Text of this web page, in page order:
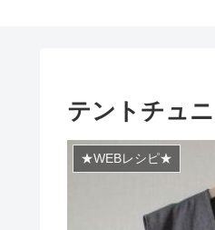
テントチュ
★WEBレシピ★